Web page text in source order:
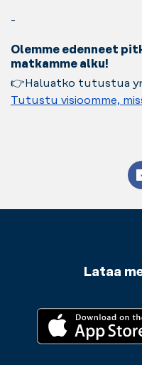
-
Olemme edenneet
matkamme alku!
👉Haluatko tutustua
Tutustu visioomme,
Lataa